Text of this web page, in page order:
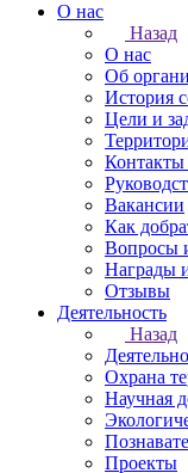
О нас
Назад
О нас
Об
История
Цели и
Вакансии
Как
Вопросы
Награды
Отзывы
Деятельность
Назад
Охрана
Научная
Проекты